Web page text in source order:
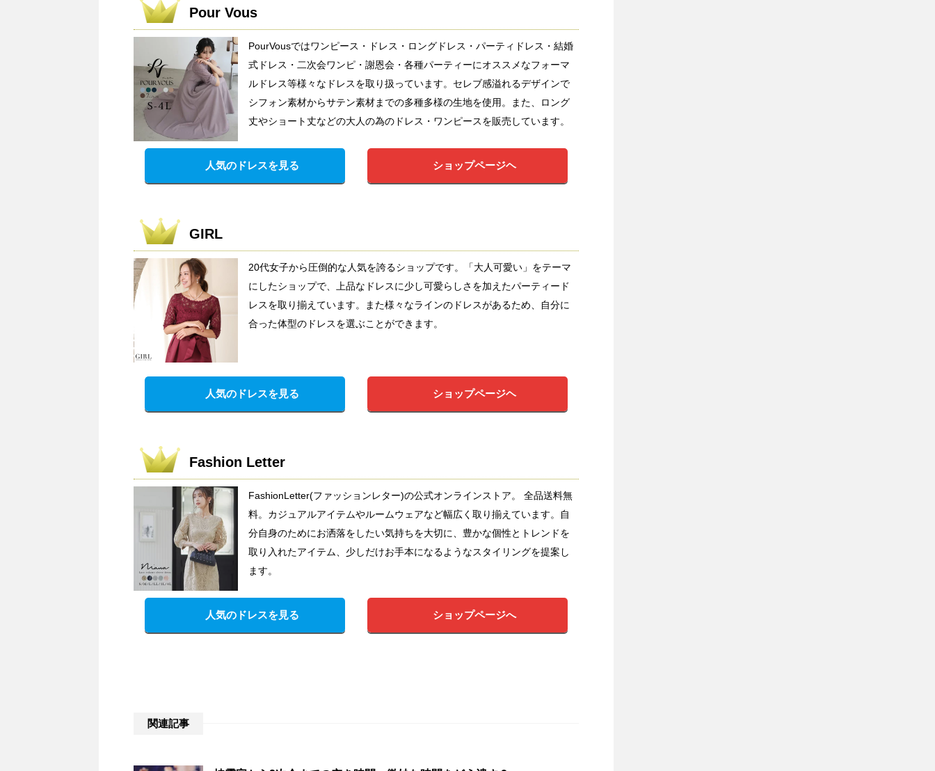
Pour Vous
PourVousではワンピース・ドレス・ロングドレス・パーティドレス・結婚
式ドレス・二次会ワンピ・謝恩会・各種パーティーにオススメなフォーマ
ルドレス等様々なドレスを取り扱っています。セレブ感溢れるデザインで
シフォン素材からサテン素材までの多種多様の生地を使用。また、ロング
丈やショート丈などの大人の為のドレス・ワンピースを販売しています。
人気のドレスを見る ショップページヘ
GIRL
20代女子から圧倒的な人気を誇るショップです。「大人可愛い」をテーマ
にしたショップで、上品なドレスに少し可愛らしさを加えたパーティード
レスを取り揃えています。また様々なラインのドレスがあるため、自分に
合った体型のドレスを選ぶことができます。
人気のドレスを見る ショップページヘ
Fashion Letter
FashionLetter(ファッションレター)の公式オンラインストア。 全品送料無
料。カジュアルアイテムやルームウェアなど幅広く取り揃えています。自
分自身のためにお洒落をしたい気持ちを大切に、豊かな個性とトレンドを
取り入れたアイテム、少しだけお手本になるようなスタイリングを提案し
ます。
人気のドレスを見る ショップページへ
関連記事